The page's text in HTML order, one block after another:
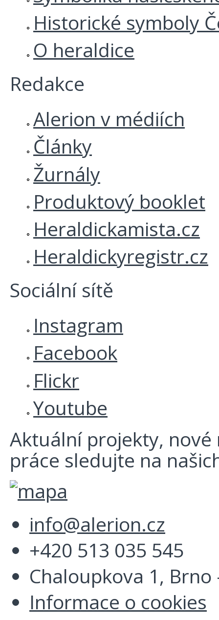
Historické symboly
O heraldice
Redakce
Alerion v médiích
Články
Žurnály
Produktový booklet
Heraldickamista.cz
Heraldickyregistr.cz
Sociální sítě
Instagram
Facebook
Flickr
Youtube
Aktuální projekty, nové
práce sledujte na
info@alerion.cz
+420 513 035 545
Chaloupkova 1,
Informace o cookies